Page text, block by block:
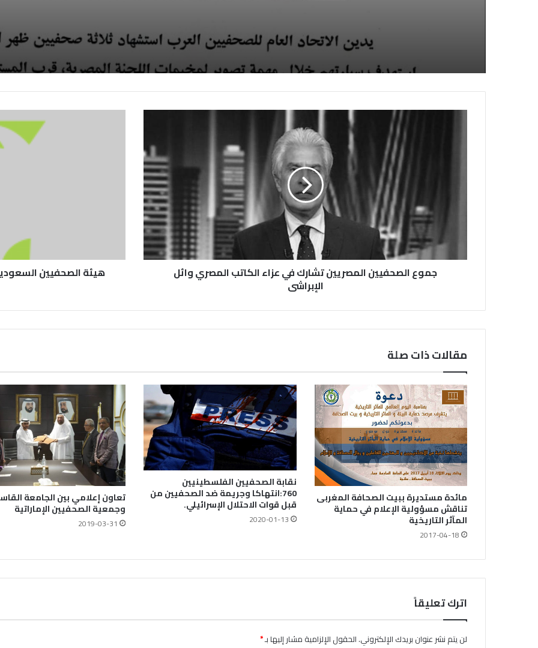
جموع الصحفيين المصريين تشارك في عزاء الكاتب المصري وائل
الإبراشى
هيئة الصحفيين
مقالات ذات صلة
مائدة مستديرة ببيت الصحافة المغربى
تناقش مسؤولية الإعلام في حماية
المآثر التاريخية
2017-04-18
نقابة الصحفيين الفلسطينيين
760:انتهاكا وجريمة ضد الصحفيين من
قبل قوات الاحتلال الإسرائيلي.
2020-01-13
تعاون إعلامي بين الجامعة
وجمعية الصحفيين الإماراتية
2019-03-31
اترك تعليقاً
لن يتم نشر عنوان بريدك الإلكتروني.الحقول الإلزامية مشار إليها بـ*